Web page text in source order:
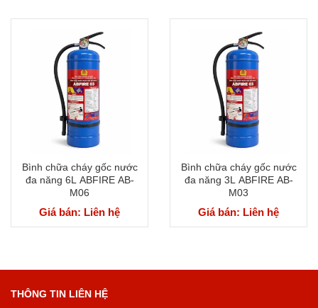
Bình chữa cháy gốc nước
đa năng 6L ABFIRE AB-
M06
Giá bán: Liên hệ
Bình chữa cháy gốc nước
đa năng 3L ABFIRE AB-
M03
Giá bán: Liên hệ
THÔNG TIN LIÊN HỆ